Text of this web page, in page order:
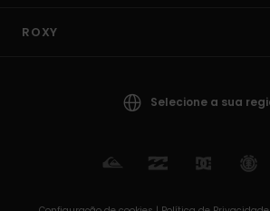
ROXY
Selecione a sua